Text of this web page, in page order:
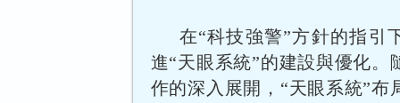
在“科技強警”方針的指引
進“天眼系統”的建設與優化。
作的深入展開，“天眼系統”布